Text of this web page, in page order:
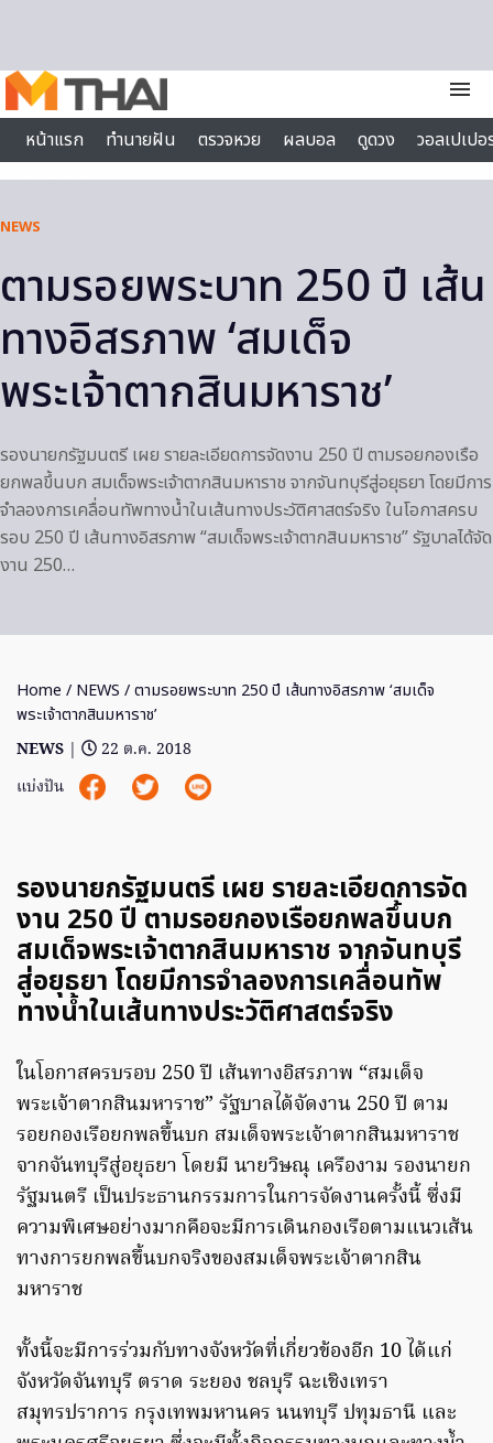
menu
หน้าแรก
ทำนายฝัน ตรวจหวย ผลบอล ดูดวง
วอลเปเป
ไลฟ์สไตล์
NEWS
ตามรอยพระบาท 250 ปี เส้น
ทางอิสรภาพ ‘สมเด็จ
พระเจ้าตากสินมหาราช’
รองนายกรัฐมนตรี เผย รายละเอียดการจัดงาน 250 ปี ตามรอยกองเรือ
ยกพลขึ้นบก สมเด็จพระเจ้าตากสินมหาราช จากจันทบุรีสู่อยุธยา โดยมีการ
จำลองการเคลื่อนทัพทางน้ำในเส้นทางประวัติศาสตร์จริง ในโอกาสครบ
รอบ 250 ปี เส้นทางอิสรภาพ “สมเด็จพระเจ้าตากสินมหาราช” รัฐบาลได้จัด
งาน 250…
Home / NEWS / ตามรอยพระบาท 250 ปี เส้นทางอิสรภาพ ‘สมเด็จ
พระเจ้าตากสินมหาราช’
NEWS |
22 ต.ค. 2018
แบ่งปัน
รองนายกรัฐมนตรี เผย รายละเอียดการจัด
งาน 250 ปี ตามรอยกองเรือยกพลขึ้นบก
สมเด็จพระเจ้าตากสินมหาราช จากจันทบุรี
สู่อยุธยา โดยมีการจำลองการเคลื่อนทัพ
ทางน้ำในเส้นทางประวัติศาสตร์จริง
ในโอกาสครบรอบ 250 ปี เส้นทางอิสรภาพ “สมเด็จ
พระเจ้าตากสินมหาราช” รัฐบาลได้จัดงาน 250 ปี ตาม
รอยกองเรือยกพลขึ้นบก สมเด็จพระเจ้าตากสินมหาราช
จากจันทบุรีสู่อยุธยา โดยมี นายวิษณุ เครืองาม รองนายก
รัฐมนตรี เป็นประธานกรรมการในการจัดงานครั้งนี้ ซึ่งมี
ความพิเศษอย่างมากคือจะมีการเดินกองเรือตามแนวเส้น
ทางการยกพลขึ้นบกจริงของสมเด็จพระเจ้าตากสิน
มหาราช
ทั้งนี้จะมีการร่วมกับทางจังหวัดที่เกี่ยวข้องอีก 10 ได้แก่
จังหวัดจันทบุรี ตราด ระยอง ชลบุรี ฉะเชิงเทรา
สมุทรปราการ กรุงเทพมหานคร นนทบุรี ปทุมธานี และ